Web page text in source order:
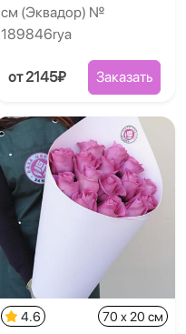
см (Эквадор) №
189846rya
от 2145₽ Заказать
4.6 70 x 20 см